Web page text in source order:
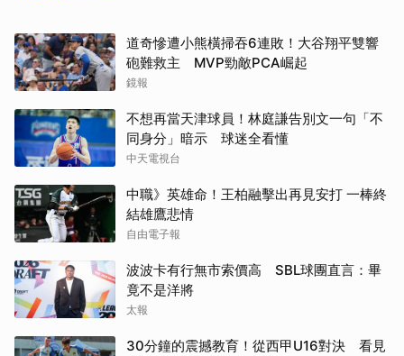
道奇慘遭小熊橫掃吞6連敗！大谷翔平雙響
砲難救主 MVP勁敵PCA崛起
鏡報
不想再當天津球員！林庭謙告別文一句「不
同身分」暗示 球迷全看懂
中天電視台
中職》英雄命！王柏融擊出再見安打 一棒終
結雄鷹悲情
自由電子報
波波卡有行無市索價高 SBL球團直言：畢
竟不是洋將
太報
30分鐘的震撼教育！從西甲U16對決 看見